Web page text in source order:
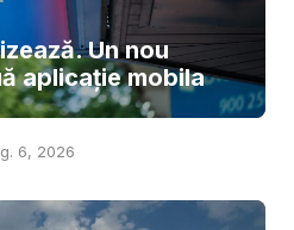
Un nou
aplicație mobila
6, 2026